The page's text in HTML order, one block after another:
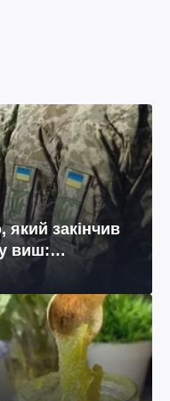
який закінчив
виш: